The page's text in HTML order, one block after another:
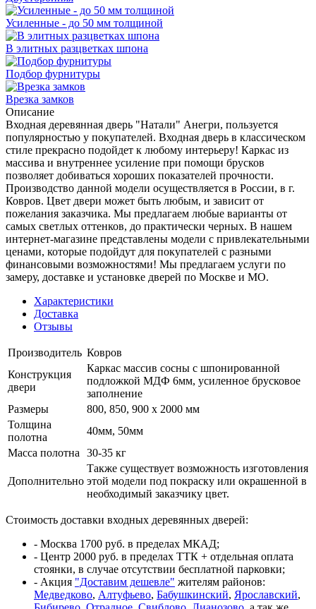
Усиленные - до 50 мм толщиной
В элитных разцветках шпона
Подбор фурнитуры
Врезка замков
Описание
Входная деревянная дверь "Натали" Анегри, пользуется
популярностью у покупателей. Входная дверь в классическом
стиле прекрасно подойдет к любому интерьеру! Каркас из
массива и внутреннее усиление при помощи брусков
позволяет добиваться хороших показателей прочности.
Производство данной модели осуществляется в России, в г.
Ковров. Цвет двери может быть любым, и зависит от
пожелания заказчика. Мы предлагаем любые варианты от
самых светлых оттенков, до практически черных. В нашем
интернет-магазине представлены модели с привлекательными
ценами, которые подойдут для покупателей с разными
финансовыми возможностями! Мы предлагаем услуги по
замеру, доставке и установке дверей по Москве и МО.
Характеристики
Доставка
Отзывы
Производитель Ковров
Конструкция
двери
Каркас массив сосны с шпонированной
подложкой МДФ 6мм, усиленное брусковое
заполнение
Размеры
800, 850, 900 x 2000 мм
Толщина
полотна
40мм, 50мм
Масса полотна
30-35 кг
Дополнительно
Также существует возможность изготовления
этой модели под покраску или окрашенной в
необходимый заказчику цвет.
Стоимость доставки входных деревянных дверей:
- Москва 1700 руб. в пределах МКАД;
- Центр 2000 руб. в пределах ТТК + отдельная оплата
стоянки, в случае отсутствии бесплатной парковки;
- Акция "Доставим дешевле" жителям районов:
Медведково, Алтуфьево, Бабушкинский, Ярославский,